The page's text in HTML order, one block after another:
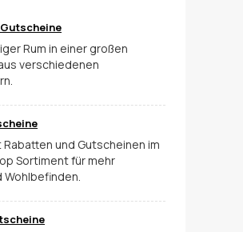
Rum in einer großen
verschiedenen
Rabatten und Gutscheinen im
Sortiment für mehr
Wohlbefinden.